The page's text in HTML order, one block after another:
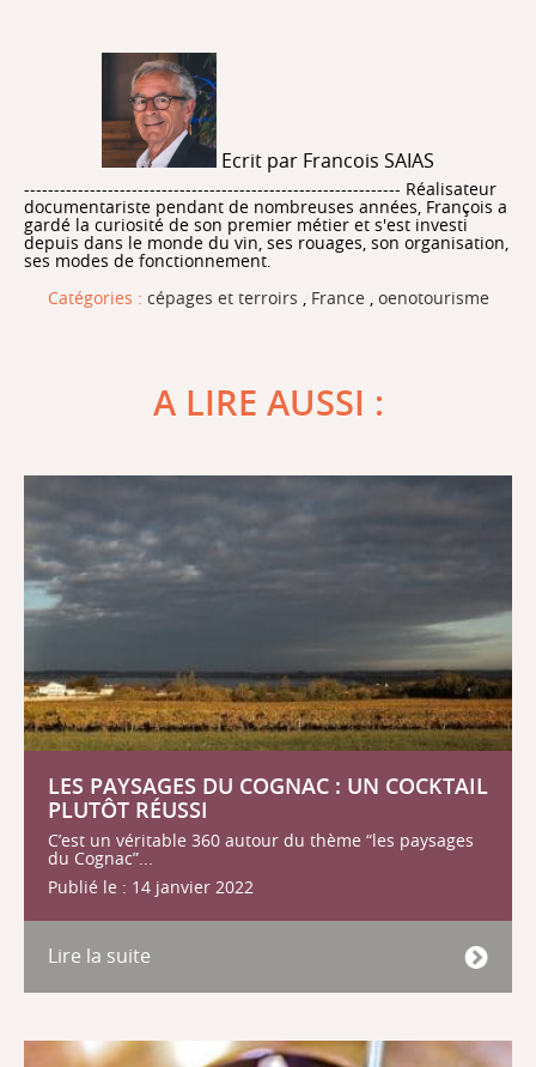
Ecrit par Francois SAIAS
--------------------------------------------------------------- Réalisateur
documentariste pendant de nombreuses années, François a
gardé la curiosité de son premier métier et s'est investi
depuis dans le monde du vin, ses rouages, son organisation,
ses modes de fonctionnement.
Catégories : cépages et terroirs France, oenotourisme
A LIRE AUSSI :
LES PAYSAGES DU COGNAC : UN COCKTAIL
PLUTÔT RÉUSSI
C’est un véritable 360 autour du thème “les paysages
du Cognac”...
Publié le : 14 janvier 2022
Lire la suite